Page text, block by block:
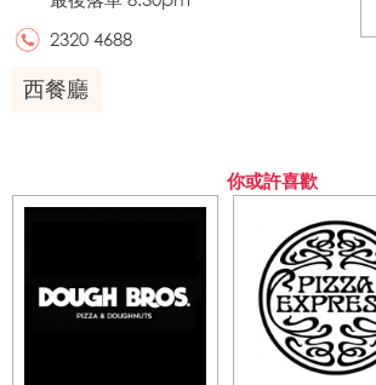
2320 4688
西餐廳
你或許喜歡